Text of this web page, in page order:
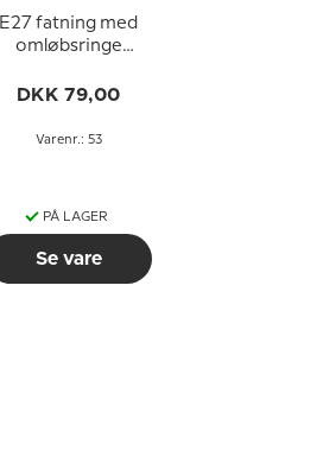
E27 fatning med
omløbsringe
afbryder, hvid
DKK 79,00
Varenr.: 53
PÅ LAGER
Se vare